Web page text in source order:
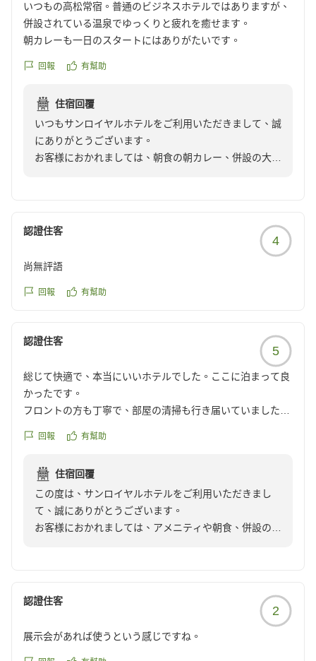
いつもの高松常宿。普通のビジネスホテルではありますが、
併設されている温泉でゆっくりと疲れを癒せます。
朝カレーも一日のスタートにはありがたいです。
回報 有幫助
住宿回覆
いつもサンロイヤルホテルをご利用いただきまして、誠
にありがとうございます。
お客様におかれましては、朝食の朝カレー、併設の大浴
お客様のまたのお越しをスタッフ一同心よりお待ち申し
認證住客
4
尚無評語
回報 有幫助
認證住客
5
総じて快適で、本当にいいホテルでした。ここに泊まって良
かったです。
フロントの方も丁寧で、部屋の清掃も行き届いていました。
が上下セパレートのパジャマや低反発枕など、快適に過ごす
行っていいとの事でした。ここまでサービスが丁寧だとは思
わず、驚きました。フロントの方からの心遣いを感じまし
た。
れも本当に美味しかったです。大浴場は今月末で閉店(？)の
ようですが、、、本当にもったいないです。維持費など色々
あるでしょうが、広くて綺麗で家族全員大満足でした。いつ
回報 有幫助
住宿回覆
この度は、サンロイヤルホテルをご利用いただきまし
て、誠にありがとうございます。
お客様におかれましては、アメニティや朝食、併設の大
「ぜひリピートしたいホテル」とのお言葉にスタッフ一
お忙しい中ご投稿いただきまして誠にありがとうござい
認證住客
2
展示会があれば使うという感じですね。